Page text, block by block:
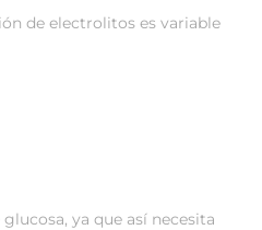
de electrolitos es variable
ya que así necesita